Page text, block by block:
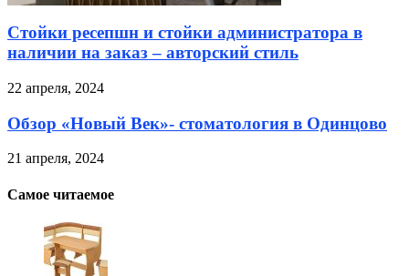
Стойки ресепшн и стойки администратора в
наличии на заказ – авторский стиль
22 апреля, 2024
Обзор «Новый Век»- стоматология в Одинцово
21 апреля, 2024
Самое читаемое